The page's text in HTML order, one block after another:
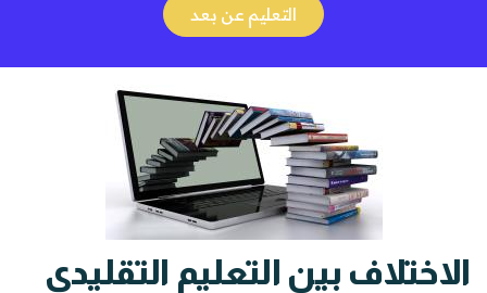
التعليم عن بعد
الاختلاف بين التعليم التقليدي